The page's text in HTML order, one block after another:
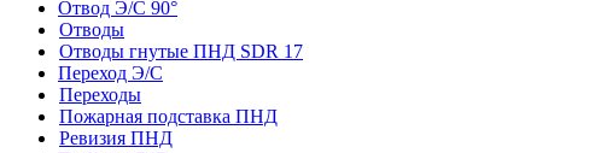
Отвод Э/С 90°
Отводы
Отводы гнутые ПНД SDR 17
Переход Э/С
Переходы
Пожарная подставка ПНД
Ревизия ПНД